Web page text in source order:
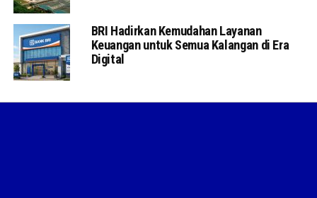
BRI Hadirkan Kemudahan Layanan
Keuangan untuk Semua Kalangan di Era
Digital